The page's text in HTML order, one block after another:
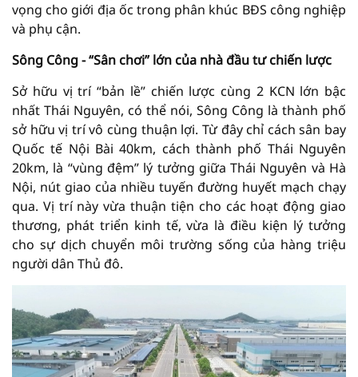
vọng cho giới địa ốc trong phân khúc BĐS công nghiệp
và phụ cận.
Sông Công - “Sân chơi” lớn của nhà đầu tư chiến lược
Sở hữu vị trí “bản lề” chiến lược cùng 2 KCN lớn bậc
nhất Thái Nguyên, có thể nói, Sông Công là thành phố
sở hữu vị trí vô cùng thuận lợi. Từ đây chỉ cách sân bay
Quốc tế Nội Bài 40km, cách thành phố Thái Nguyên
20km, là “vùng đệm” lý tưởng giữa Thái Nguyên và Hà
Nội, nút giao của nhiều tuyến đường huyết mạch chạy
qua. Vị trí này vừa thuận tiện cho các hoạt động giao
thương, phát triển kinh tế, vừa là điều kiện lý tưởng
cho sự dịch chuyển môi trường sống của hàng triệu
người dân Thủ đô.